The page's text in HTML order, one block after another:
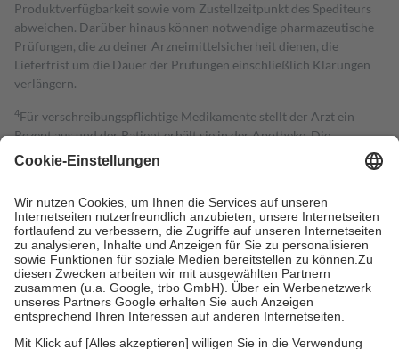
Produktverfügbarkeit sowie vom Zustellzeitpunkt des Spediteurs
abweichen. Darüber hinaus können notwendige pharmazeutische
Prüfungen, die zu deiner Arzneimittelsicherheit dienen, die
Lieferfrist um die Dauer der Prüfungen einschließlich Klärungen
verlängern.
4Für verschreibungspflichtige Medikamente stellt der Arzt ein
Rezept aus und der Patient erhält sie in der Apotheke. Die
gesetzliche Krankenversicherung übernimmt in der Regel die
Kosten dafür, der Versicherte trägt einen Teil davon als Zuzahlung
Grundsätzlich leisten Mitglieder Zuzahlungen in Höhe von zehn
Prozent des Abgabepreises,mindestens jedochfünf Euround
höchstens zehn Euro.Es sind jedoch nie mehr als die tatsächlichen
Kosten der Leistung zu entrichten.
Diese Regeln gelten grundsätzlich auch für Online-Apotheken.
Bei Heilmitteln und häuslicher Krankenpflege beträgt die
Zuzahlung zehn Prozent der Kosten sowie zehn Euro je
Verordnung.